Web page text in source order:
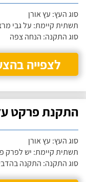
סוג העץ: עץ אורן
תשתית קיימת: על גבי
סוג התקנה: הנחה צפה
לצפייה
התקנת פרקט
סוג העץ: עץ אורן
תשתית קיימת: יש לפרק
סוג התקנה: התקנה